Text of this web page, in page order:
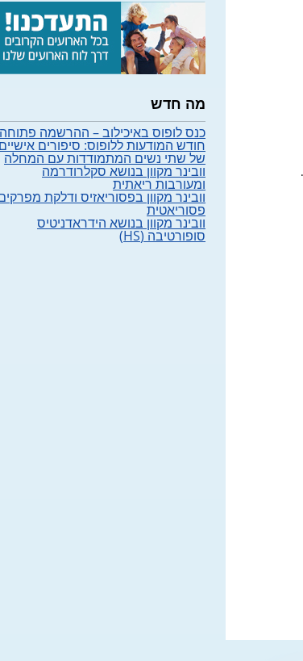
מה חדש
כנס לופוס באיכילוב – ההרשמה פתוחה
חודש המודעות ללופוס: סיפורים אישיים
של שתי נשים המתמודדות עם המחלה
וובינר מקוון בנושא סקלרודרמה
ומעורבות ריאתית
וובינר מקוון בפסוריאזיס ודלקת
פסוריאטית
וובינר מקוון בנושא הידראדניטיס
סופורטיבה (HS)